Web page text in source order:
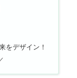
をデザイン！